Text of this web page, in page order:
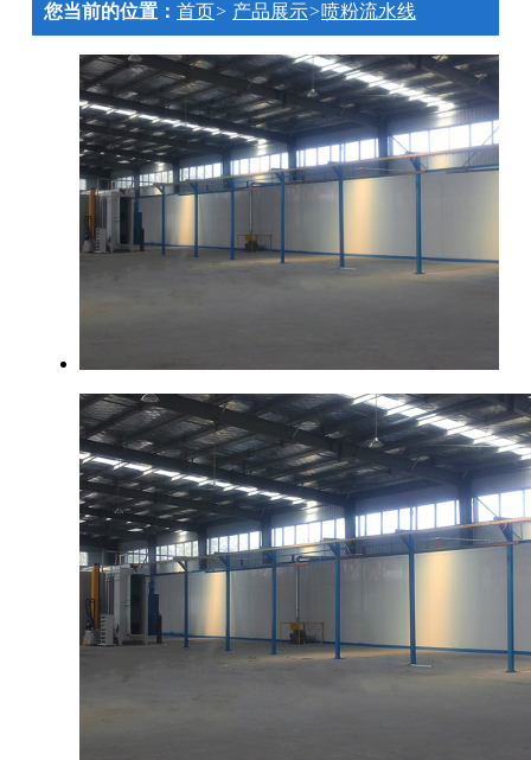
您当前的位置：首页> 产品展示>喷粉流水线